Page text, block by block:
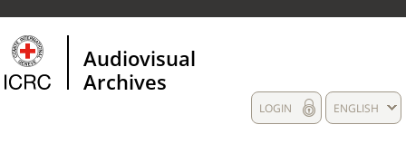
Audiovisual
Archives
ENGLISH
LOGIN